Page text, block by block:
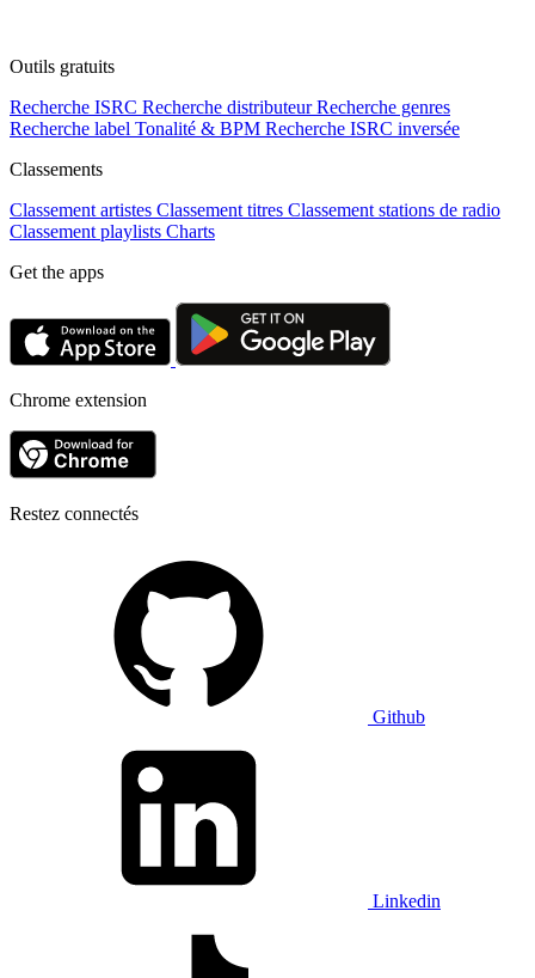
Outils gratuits
Recherche ISRC Recherche distributeur Recherche genres
Recherche label Tonalité & BPM Recherche ISRC inversée
Classements
Classement artistes Classement titres Classement stations de radio
Classement playlists Charts
Get the apps
Chrome extension
Restez connectés
Github
Linkedin